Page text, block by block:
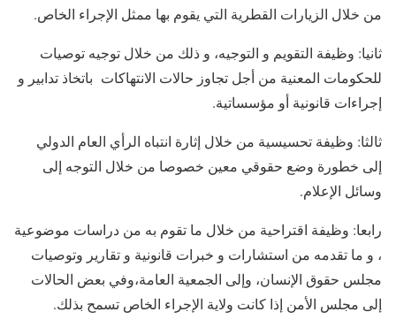
من خلال الزيارات القطرية التي يقوم بها ممثل الإجراء الخاص.
ثانيا: وظيفة التقويم و التوجيه، و ذلك من خلال توجيه توصيات
للحكومات المعنية من أجل تجاوز حالات الانتهاكات باتخاذ تدابير و
إجراءات قانونية أو مؤسساتية.
ثالثا: وظيفة تحسيسية من خلال إثارة انتباه الرأي العام الدولي
إلى خطورة وضع حقوقي معين خصوصا من خلال التوجه إلى
وسائل الإعلام.
رابعا: وظيفة اقتراحية من خلال ما تقوم به من دراسات موضوعية
، و ما تقدمه من استشارات و خبرات قانونية و تقارير وتوصيات
مجلس حقوق الإنسان، وإلى الجمعية العامة،وفي بعض الحالات
إلى مجلس الأمن إذا كانت ولاية الإجراء الخاص تسمح بذلك.